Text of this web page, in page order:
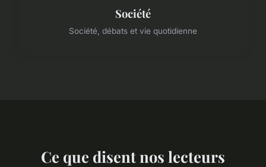
Société
Société, débats et vie quotidienne
Ce que disent nos lecteurs